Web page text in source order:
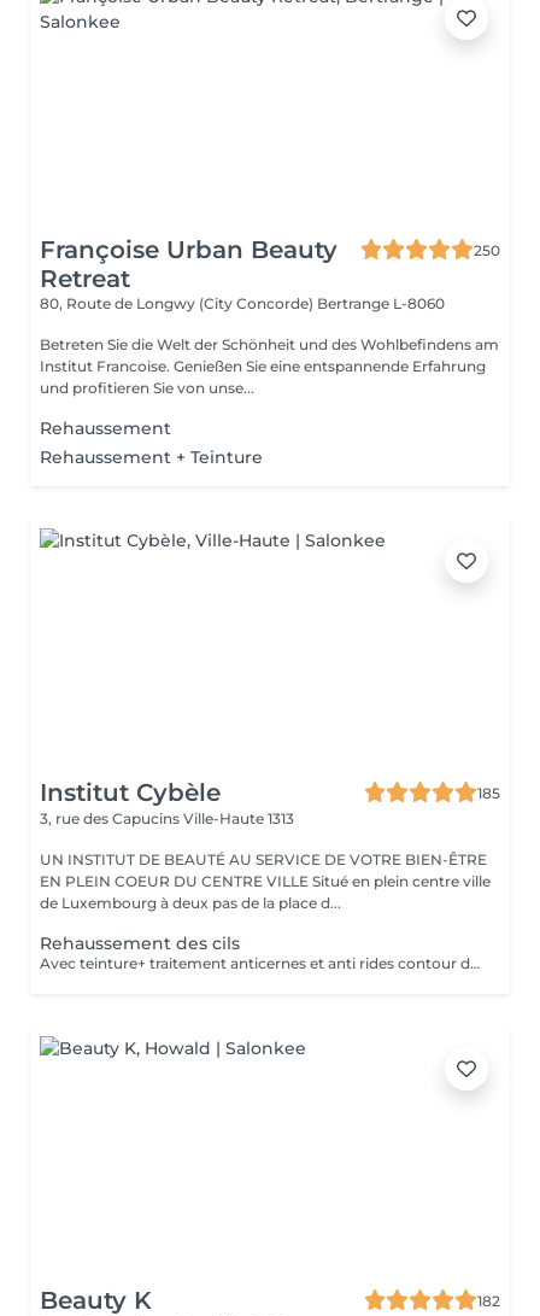
Françoise Urban Beauty
Retreat
250
80, Route de Longwy (City Concorde) Bertrange L-8060
Betreten Sie die Welt der Schönheit und des Wohlbefindens am
Institut Francoise. Genießen Sie eine entspannende Erfahrung
und profitieren Sie von unse...
Rehaussement
Rehaussement + Teinture
Institut Cybèle
185
3, rue des Capucins Ville-Haute 1313
UN INSTITUT DE BEAUTÉ AU SERVICE DE VOTRE BIEN-ÊTRE
EN PLEIN COEUR DU CENTRE VILLE Situé en plein centre ville
de Luxembourg à deux pas de la place d...
Rehaussement des cils
Avec teinture+ traitement anticernes et anti rides contour des yeux. Il décuple complètement les effets du mascara et apporte courbure et longueur nécessaire pour un regard dune profondeur impressionnante. Les cils paraissent plus longs et plus denses pour 8 à 10 semaines de cils XXL !
Beauty K
182